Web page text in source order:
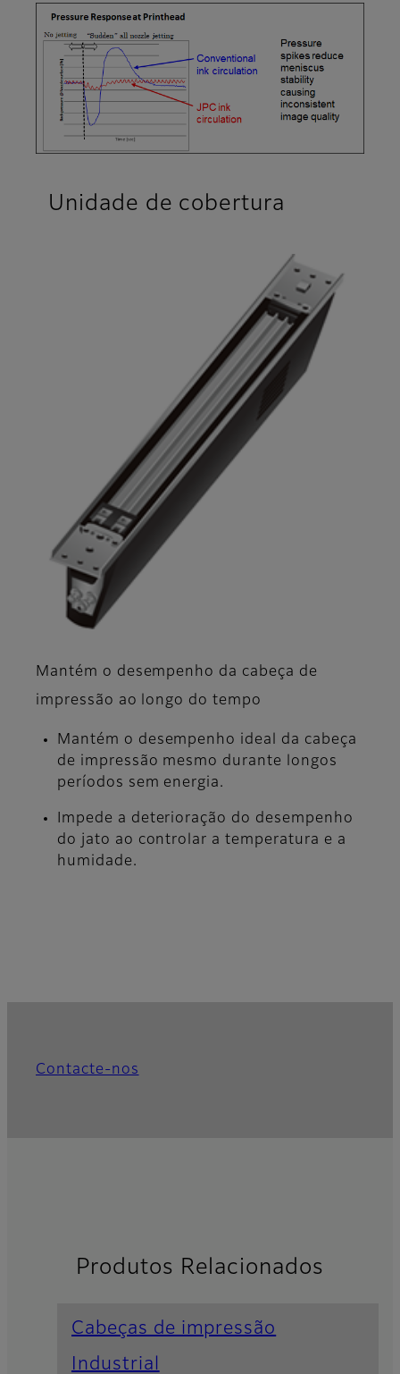
Unidade de cobertura
Mantém o desempenho da cabeça de
impressão ao longo do tempo
Mantém o desempenho ideal da cabeça
de impressão mesmo durante longos
períodos sem energia.
Impede a deterioração do desempenho
do jato ao controlar a temperatura e a
humidade.
Contacte-nos
Produtos Relacionados
Cabeças de impressão
Industrial